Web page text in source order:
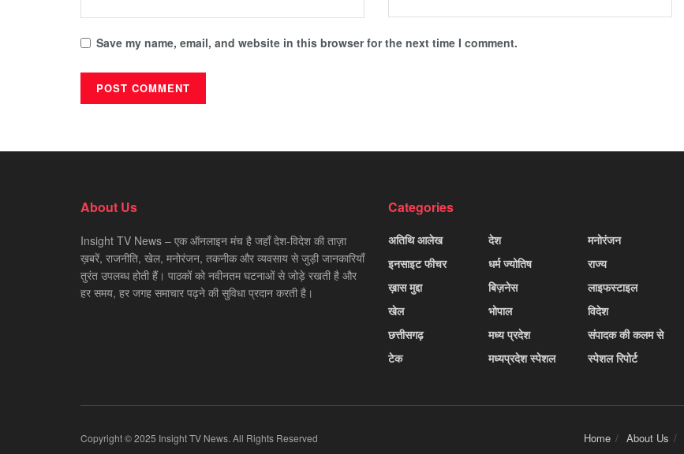
Save my name, email, and website in this browser for the next time I comment.
About Us
Insight TV News – एक ऑनलाइन मंच है जहाँ देश-विदेश की ताज़ा
ख़बरें, राजनीति, खेल, मनोरंजन, तकनीक और व्यवसाय से जुड़ी जानकारियाँ
तुरंत उपलब्ध होती हैं। पाठकों को नवीनतम घटनाओं से जोड़े रखती है और
हर समय, हर जगह समाचार पढ़ने की सुविधा प्रदान करती है।
Categories
अतिथि आलेख
इनसाइट फीचर
ख़ास मुद्दा
खेल
छत्तीसगढ़
टेक
देश
धर्म ज्योतिष
बिज़नेस
भोपाल
मध्य प्रदेश
मध्यप्रदेश स्पेशल
मनोरंजन
राज्य
लाइफस्टाइल
विदेश
संपादक की कलम से
स्पेशल रिपोर्ट
Home About Us
Copyright © 2025 Insight TV News. All Rights Reserved